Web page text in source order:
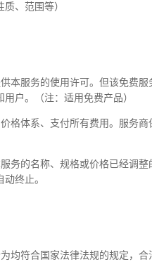
、范围等）
本服务的使用许可。但该免费
户。（注：适用免费产品）
格体系、支付所有费用。服务
务的名称、规格或价格已经调
终止。
均符合国家法律法规的规定，合